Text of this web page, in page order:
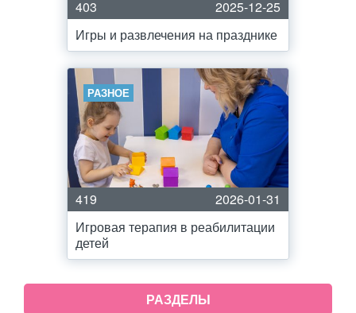
403
2025-12-25
Игры и развлечения на празднике
РАЗНОЕ
419
2026-01-31
Игровая терапия в реабилитации
детей
РАЗДЕЛЫ